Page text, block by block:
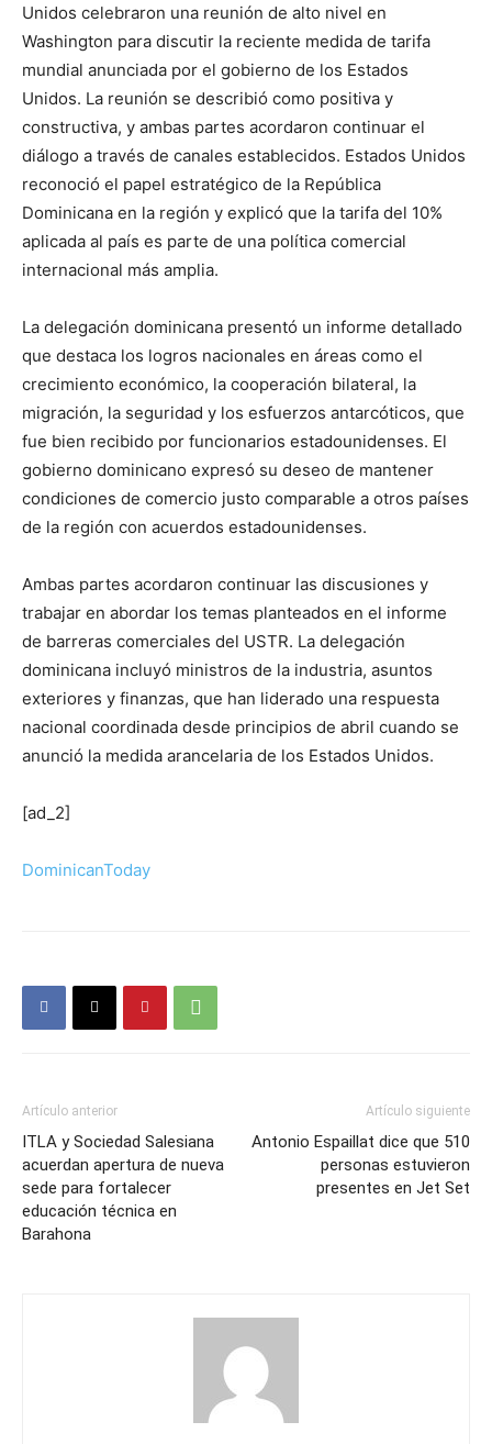
Unidos celebraron una reunión de alto nivel en
Washington para discutir la reciente medida de tarifa
mundial anunciada por el gobierno de los Estados
Unidos. La reunión se describió como positiva y
constructiva, y ambas partes acordaron continuar el
diálogo a través de canales establecidos. Estados Unidos
reconoció el papel estratégico de la República
Dominicana en la región y explicó que la tarifa del 10%
aplicada al país es parte de una política comercial
internacional más amplia.
La delegación dominicana presentó un informe detallado
que destaca los logros nacionales en áreas como el
crecimiento económico, la cooperación bilateral, la
migración, la seguridad y los esfuerzos antarcóticos, que
fue bien recibido por funcionarios estadounidenses. El
gobierno dominicano expresó su deseo de mantener
condiciones de comercio justo comparable a otros países
de la región con acuerdos estadounidenses.
Ambas partes acordaron continuar las discusiones y
trabajar en abordar los temas planteados en el informe
de barreras comerciales del USTR. La delegación
dominicana incluyó ministros de la industria, asuntos
exteriores y finanzas, que han liderado una respuesta
nacional coordinada desde principios de abril cuando se
anunció la medida arancelaria de los Estados Unidos.
[ad_2]
DominicanToday
Artículo anterior
ITLA y Sociedad Salesiana
acuerdan apertura de nueva
sede para fortalecer
educación técnica en
Barahona
Artículo siguiente
Antonio Espaillat dice que 510
personas estuvieron
presentes en Jet Set